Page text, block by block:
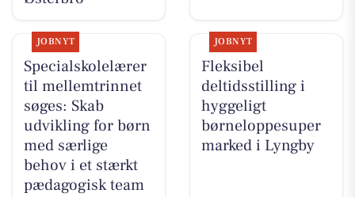
JOBNYT
Specialskolelærer
til mellemtrinnet
søges: Skab
udvikling for børn
med særlige
behov i et stærkt
pædagogisk team
JOBNYT
Fleksibel
deltidsstilling i
hyggeligt
børneloppesuper
marked i Lyngby